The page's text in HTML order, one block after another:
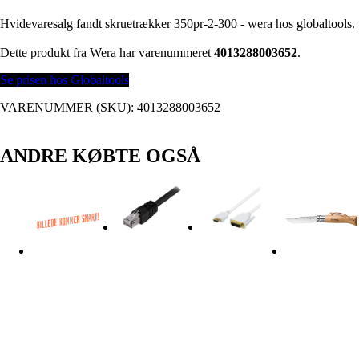
Hvidevaresalg fandt skruetrækker 350pr-2-300 - wera hos globaltools.
Dette produkt fra Wera har varenummeret 4013288003652.
Se prisen hos Globaltools
VARENUMMER (SKU): 4013288003652
ANDRE KØBTE OGSÅ